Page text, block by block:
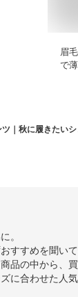
眉
で
｜秋に履きたい
。
すすめを聞いて
品の中から、
に合わせた人